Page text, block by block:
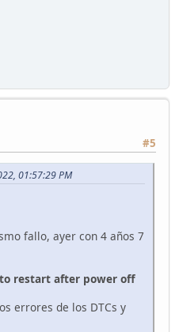
#5
01:57:29 PM
fallo, ayer con 4 años 7
to restart after power off
errores de los DTCs y